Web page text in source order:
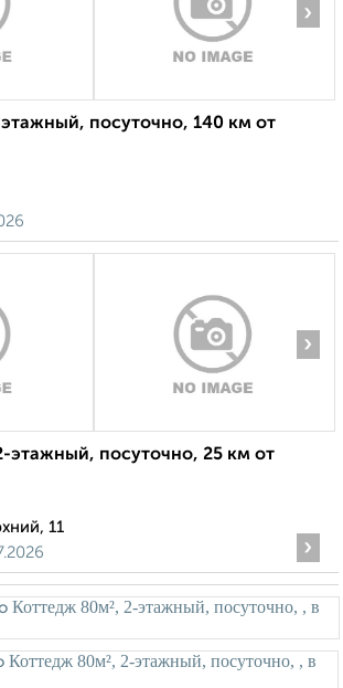
›
посуточно, 140 км от
›
этажный, посуточно, 25 км от
11
›